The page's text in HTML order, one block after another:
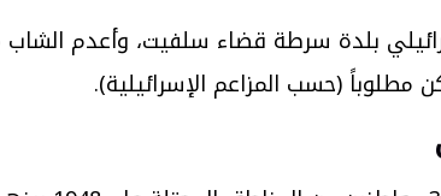
مطلوباً (حسب المزاعم الإسرائيلية).